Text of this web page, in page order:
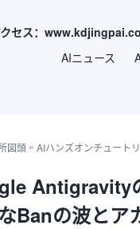
クセス：
AIニュース
図頭 » AIハンズオンチュート
Antigravity
Banの波とア